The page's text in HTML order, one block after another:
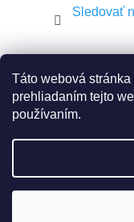
Táto webová
prehliadaním tejto
používaním.
Sledovať
Copyright 2026